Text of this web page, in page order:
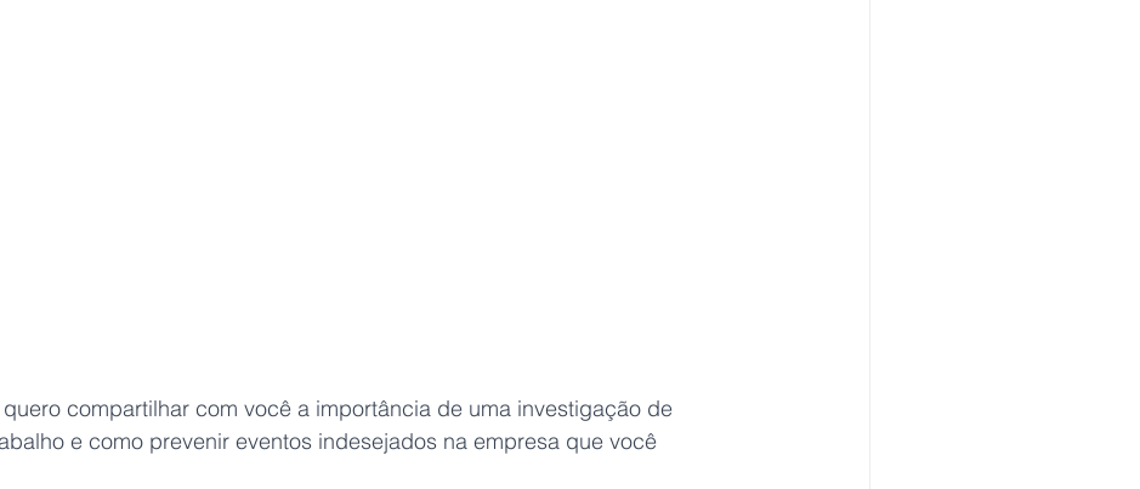
compartilhar com você a importância de uma investigação de
e como prevenir eventos indesejados na empresa que você